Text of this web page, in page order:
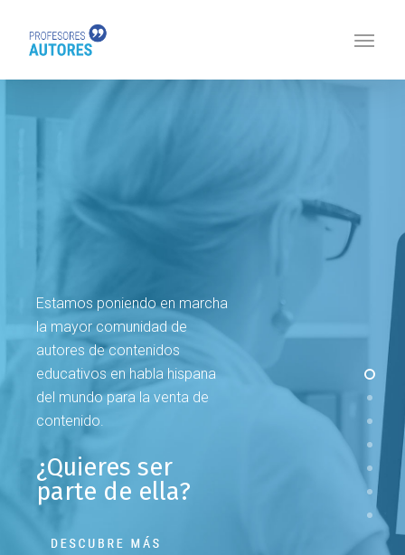
Estamos poniendo en marcha
la mayor comunidad de
autores de contenidos
educativos en habla hispana
del mundo para la venta de
contenido.
¿Quieres ser
parte de ella?